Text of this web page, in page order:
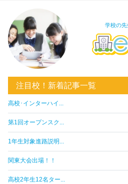
学校の
注目校！新着記事一覧
高校･インターハイ...
第1回オープンスク...
1年生対象進路説明...
関東大会出場！！
高校2年生12名ター...